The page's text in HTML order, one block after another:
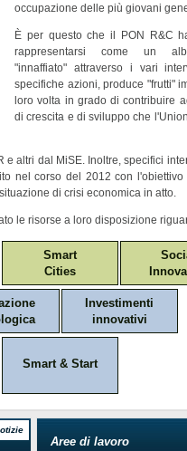
occupazione delle più giovani
È per questo che il PON R&C
rappresentarsi come un
"innaffiato" attraverso i vari
specifiche azioni, produce "frutti"
loro volta in grado di contribuire
dicrescita e di sviluppo che
altri dal MiSE. Inoltre, specifici
nel corso del 2012 con l'obiettivo
di crisi economica in atto.
le risorse a loro disposizione
Smart
Cities
Investimenti
innovativi
Smart & Start
Aree di lavoro